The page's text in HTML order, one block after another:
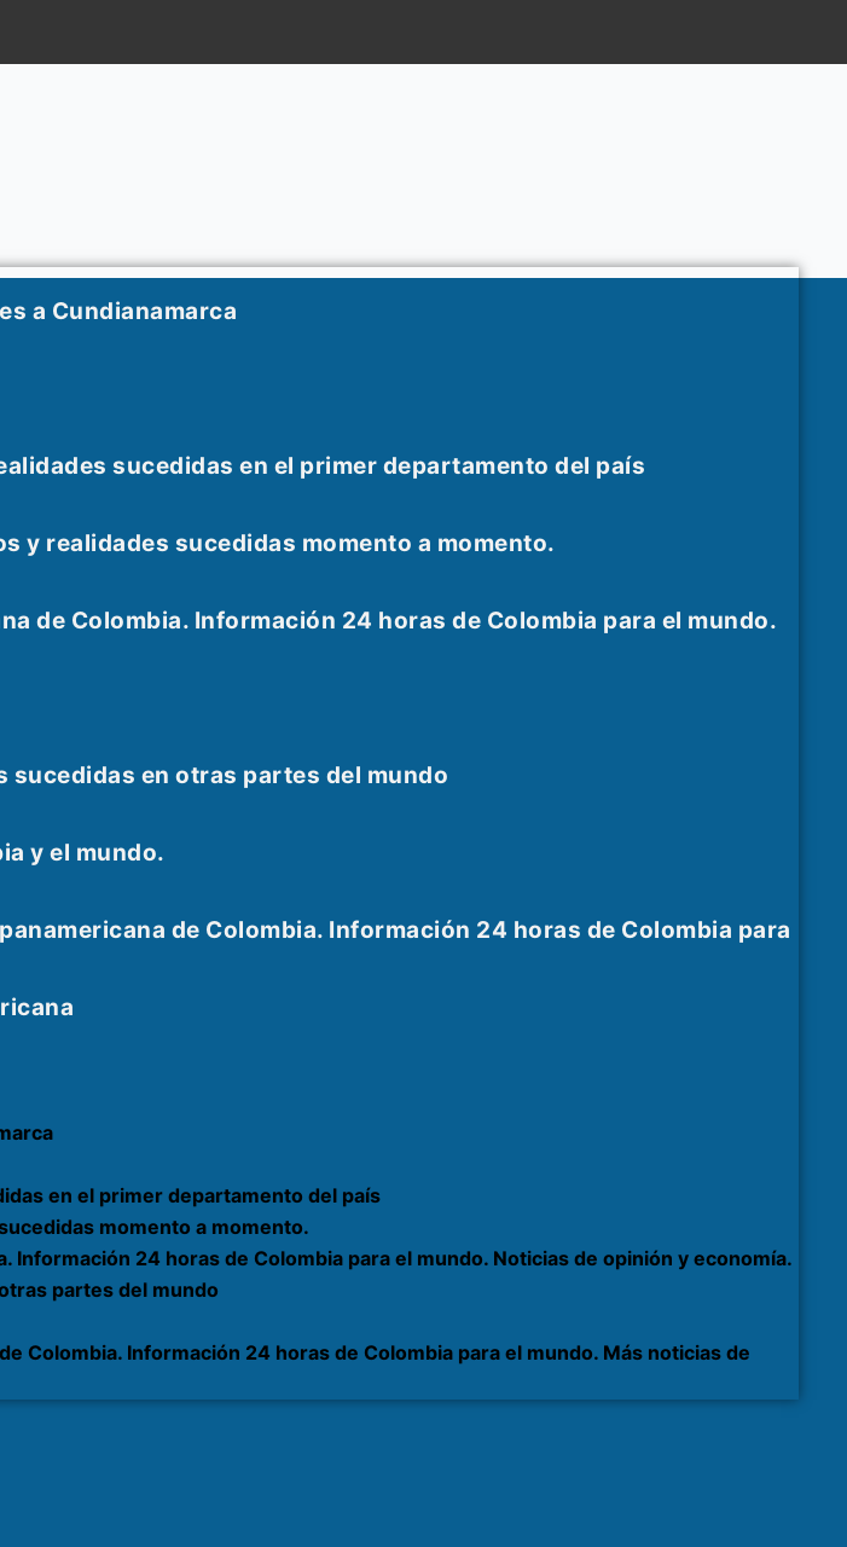
a Cundianamarca
sucedidas en el primer departamento del país
y realidades sucedidas momento a momento.
de Colombia. Información 24 horas de Colombia para el mundo.
sucedidas en otras partes del mundo
y el mundo.
de Colombia. Información 24 horas de Colombia para
en el primer departamento del país
momento a momento.
24 horas de Colombia para el mundo. Noticias de opinión y economía.
partes del mundo
Colombia. Información 24 horas de Colombia para el mundo. Más noticias de